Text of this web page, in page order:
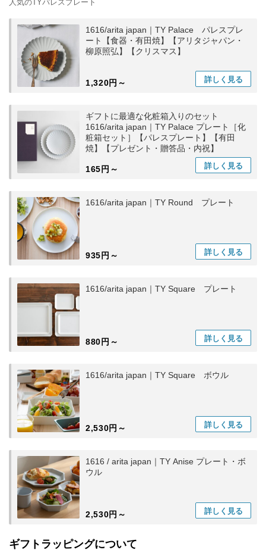
人気のTYパレスプレート
1616/arita japan｜TY Palace パレスプレ
ート【食器・有田焼】【アリタジャパン・
柳原照弘】【クリスマス】
1,320円～ 詳しく 見る
ギフトに最適な化粧箱入りのセット
1616/arita japan｜TY Palace プレート［化
粧箱セット］【パレスプレート】【有田
焼】【プレゼント・贈答品・内祝】
165円～ 詳しく 見る
1616/arita japan｜TY Round プレート
935円～ 詳しく 見る
1616/arita japan｜TY Square プレート
880円～ 詳しく 見る
1616/arita japan｜TY Square ボウル
2,530円～ 詳しく 見る
1616 / arita japan｜TY Anise プレート・ボ
ウル
2,530円～ 詳しく 見る
ギフトラッピングについて